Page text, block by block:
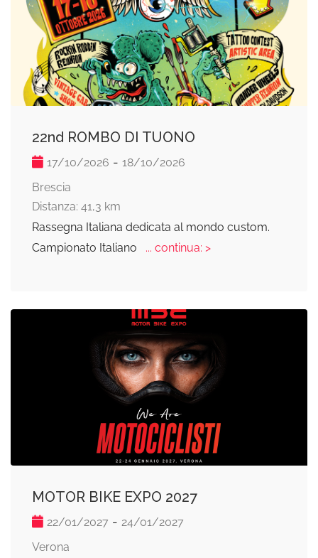
22nd ROMBO DI TUONO
17/10/2026 - 18/10/2026
Brescia
Distanza: 41,3 km
Rassegna Italiana dedicata al mondo custom.
Campionato Italiano
... continua: >
MOTOR BIKE EXPO 2027
22/01/2027 - 24/01/2027
Verona